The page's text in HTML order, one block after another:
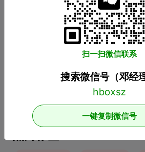
定制微商城
网上购物商城开发
APP开发 软件开发
扫一扫微信联系
搜索微信号（邓经
一键复制微信号